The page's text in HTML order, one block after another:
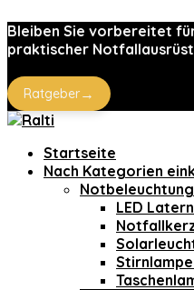
Bleiben Sie vorbereitet
praktischer
Ratgeber→
Startseite
Nach Kategorien
Notbeleuchtung
LED